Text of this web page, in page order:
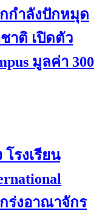
กำลังปักหมุด
าติ เปิดตัว
มูลค่า 300
รงเรียน
ร่งอาณาจักร